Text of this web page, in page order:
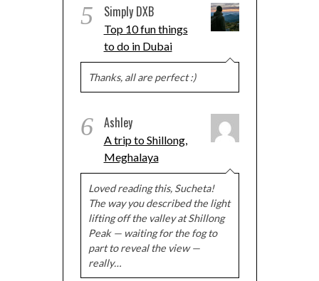
5 Simply DXB
Top 10 fun things
to do in Dubai
Thanks, all are perfect :)
6 Ashley
A trip to Shillong,
Meghalaya
Loved reading this, Sucheta!
The way you described the light
lifting off the valley at Shillong
Peak — waiting for the fog to
part to reveal the view —
really…